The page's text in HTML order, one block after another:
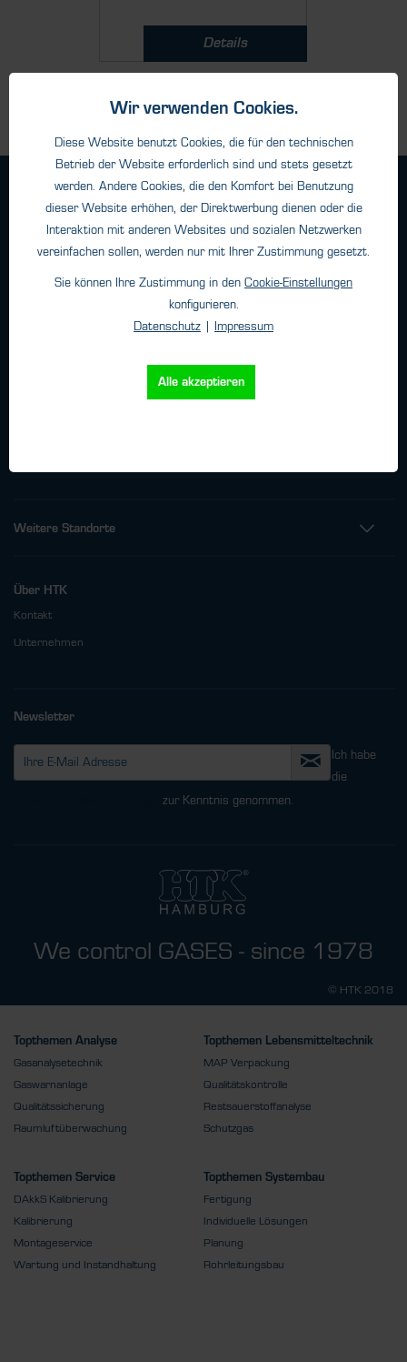
Details
Geschäftsbedingungen
Haftungsangaben
Oehleckerring 32 • 22419 Hamburg
Weitere Standorte
Über HTK
Kontakt
Unternehmen
Newsletter
Ich habe
die
zur Kenntnis genommen.
We control GASES - since 1978
© HTK 2018
Topthemen Analyse
Gasanalysetechnik
Gaswarnanlage
Qualitätssicherung
Raumluftüberwachung
Topthemen Lebensmitteltechnik
MAP Verpackung
Qualitätskontrolle
Restsauerstoffanalyse
Schutzgas
Topthemen Service
DAkkS Kalibrierung
Kalibrierung
Montageservice
Wartung und Instandhaltung
Topthemen Systembau
Fertigung
Individuelle Lösungen
Planung
Rohrleitungsbau
Wir verwenden Cookies.
Diese Website benutzt Cookies, die für den technischen
Betrieb der Website erforderlich sind und stets gesetzt
werden. Andere Cookies, die den Komfort bei Benutzung
dieser Website erhöhen, der Direktwerbung dienen oder die
Interaktion mit anderen Websites und sozialen Netzwerken
vereinfachen sollen, werden nur mit Ihrer Zustimmung gesetzt.
Sie können Ihre Zustimmung in den Cookie-Einstellungen
konfigurieren.
Datenschutz
Impressum
Alle akzeptieren